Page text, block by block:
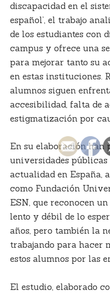
discapacidad en el
español’, el trabajo
de los estudiantes con
campus y ofrece una
para mejorar tanto su
en estas instituciones.
alumnos siguen
accesibilidad, falta de
estigmatización por
En su elaboración han
universidades públicas
actualidad en España,
como Fundación
ESN, que reconocen
lento y débil de lo
años, pero también la
trabajando para hacer
estos alumnos por las
El estudio, elaborado